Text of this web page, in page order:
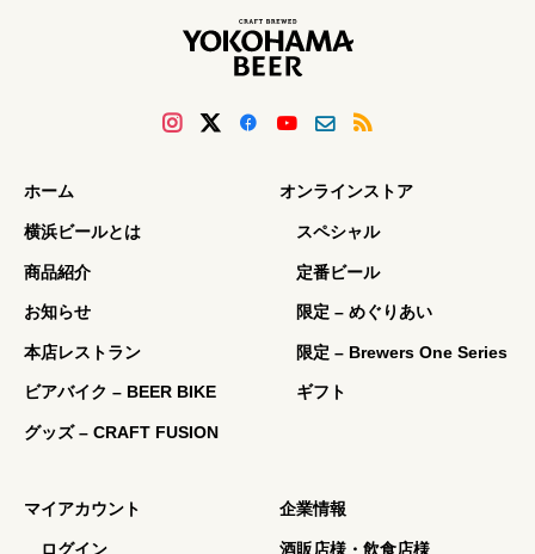
ホーム
横浜ビールとは
商品紹介
お知らせ
本店レストラン
ビアバイク – BEER BIKE
グッズ – CRAFT FUSION
オンラインストア
スペシャル
定番ビール
限定 – めぐりあい
限定 – Brewers One Series
ギフト
マイアカウント
ログイン
企業情報
酒販店様・飲食店様